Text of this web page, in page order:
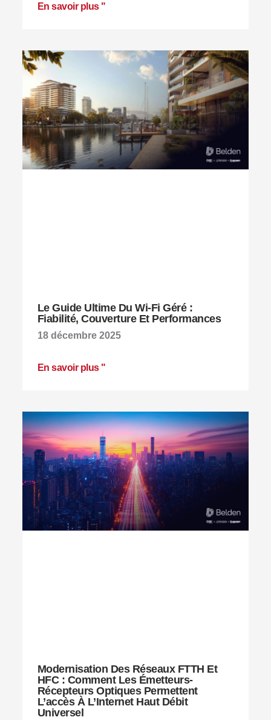
En savoir plus "
Le Guide Ultime Du Wi-Fi Géré :
Fiabilité, Couverture Et Performances
18 décembre 2025
En savoir plus "
Modernisation Des Réseaux FTTH Et
HFC : Comment Les Émetteurs-
Récepteurs Optiques Permettent
L’accès À L’Internet Haut Débit
Universel